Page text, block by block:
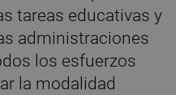
tareas educativas y
administraciones
los esfuerzos
la modalidad